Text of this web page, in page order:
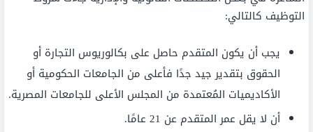
التوظيف كالتالي:
يجب أن يكون المتقدم حاصل على بكالوريوس التجارة أو
الحقوق بتقدير جيد جدًا فأعلى من الجامعات الحكومية أو
الأكاديميات المُعتمدة من المجلس الأعلى للجامعات المصرية.
أن لا يقل عمر المتقدم عن 21 عامًا.